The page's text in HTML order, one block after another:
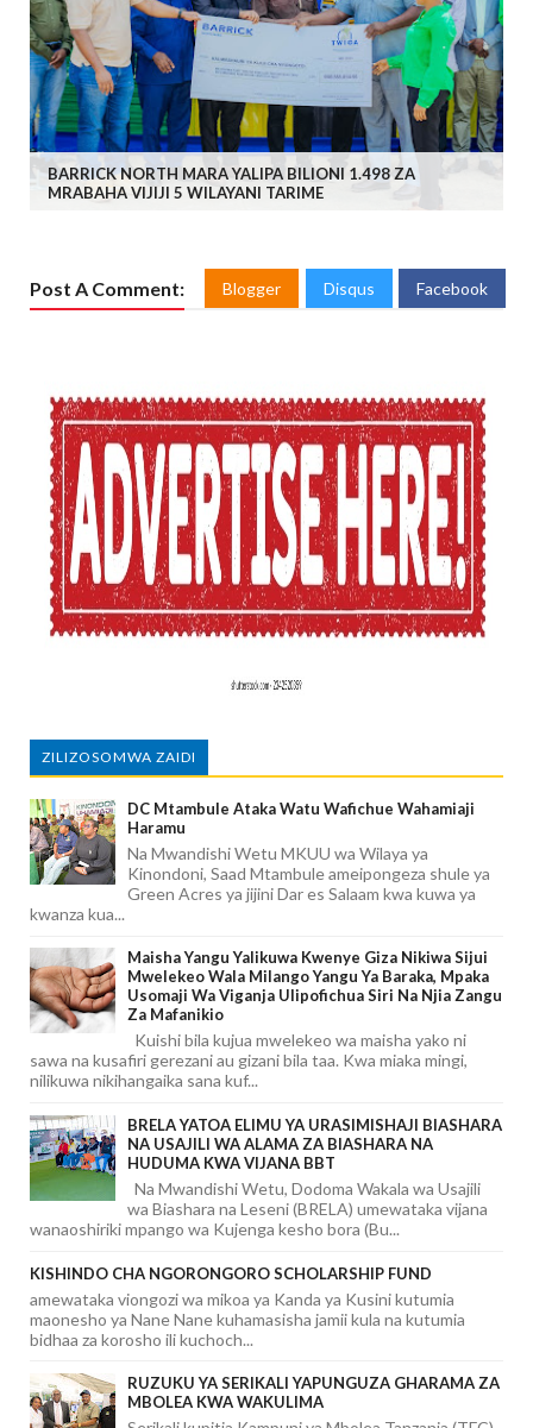
BARRICK NORTH MARA YALIPA BILIONI 1.498 ZA
MRABAHA VIJIJI 5 WILAYANI TARIME
Post A Comment: Blogger Disqus Facebook
ZILIZOSOMWA ZAIDI
DC Mtambule Ataka Watu Wafichue Wahamiaji
Haramu
Na Mwandishi Wetu MKUU wa Wilaya ya
Kinondoni, Saad Mtambule ameipongeza shule ya
Green Acres ya jijini Dar es Salaam kwa kuwa ya
kwanza kua...
Maisha Yangu Yalikuwa Kwenye Giza Nikiwa Sijui
Mwelekeo Wala Milango Yangu Ya Baraka, Mpaka
Usomaji Wa Viganja Ulipofichua Siri Na Njia Zangu
Za Mafanikio
Kuishi bila kujua mwelekeo wa maisha yako ni
sawa na kusafiri gerezani au gizani bila taa. Kwa miaka mingi,
nilikuwa nikihangaika sana kuf...
BRELA YATOA ELIMU YA URASIMISHAJI BIASHARA
NA USAJILI WA ALAMA ZA BIASHARA NA
HUDUMA KWA VIJANA BBT
Na Mwandishi Wetu, Dodoma Wakala wa Usajili
wa Biashara na Leseni (BRELA) umewataka vijana
wanaoshiriki mpango wa Kujenga kesho bora (Bu...
KISHINDO CHA NGORONGORO SCHOLARSHIP FUND
amewataka viongozi wa mikoa ya Kanda ya Kusini kutumia
maonesho ya Nane Nane kuhamasisha jamii kula na kutumia
bidhaa za korosho ili kuchoch...
RUZUKU YA SERIKALI YAPUNGUZA GHARAMA ZA
MBOLEA KWA WAKULIMA